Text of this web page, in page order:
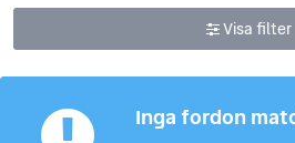
uppfattas som mest
konsumentundersökningar.
Mazda-Go –
bilsuccé
Visa filter
Inga fordon